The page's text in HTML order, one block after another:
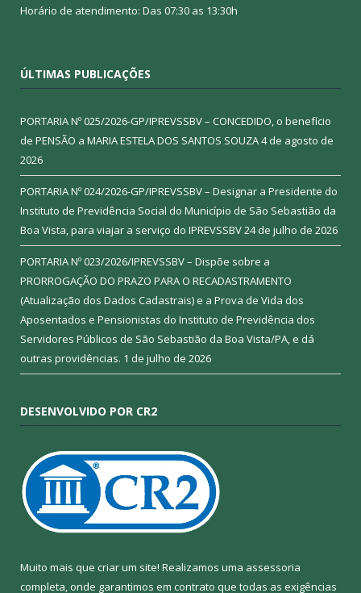
Horário de atendimento: Das 07:30 as 13:30h
ÚLTIMAS PUBLICAÇÕES
PORTARIA Nº 025/2026-GP/IPREVSSBV – CONCEDIDO, o benefício
de PENSÃO a MARIA ESTELA DOS SANTOS SOUZA4 de agosto de
2026
PORTARIA Nº 024/2026-GP/IPREVSSBV – Designar a Presidente do
Instituto de Previdência Social do Município de São Sebastião da
Boa Vista, para viajar a serviço do IPREVSSBV24 de julho de 2026
PORTARIA Nº 023/2026/IPREVSSBV – Dispõe sobre a
PRORROGAÇÃO DO PRAZO PARA O RECADASTRAMENTO
(Atualização dos Dados Cadastrais) e a Prova de Vida dos
Aposentados e Pensionistas do Instituto de Previdência dos
Servidores Públicos de São Sebastião da Boa Vista/PA, e dá
outras providências. 1 de julho de 2026
DESENVOLVIDO POR CR2
Muito mais que criar um site! Realizamos uma assessoria
completa, onde garantimos em contrato que todas as exigências